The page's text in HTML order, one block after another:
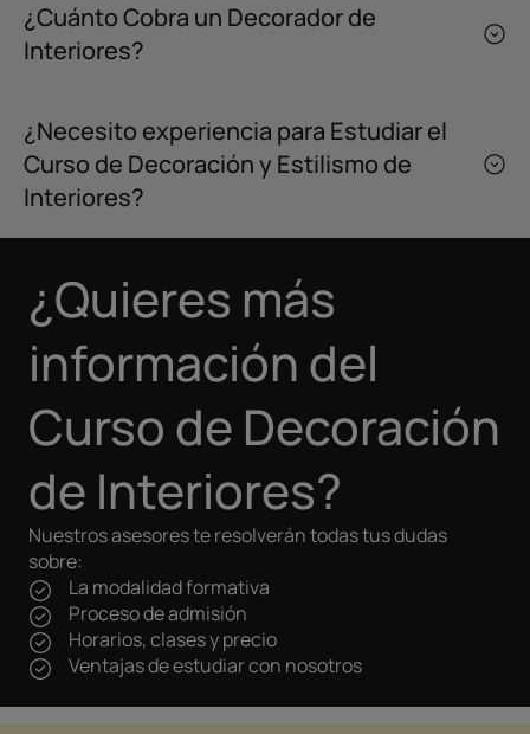
¿Cuánto Cobra un Decorador de
Interiores?
¿Necesito experiencia para Estudiar el
Curso de Decoración y Estilismo de
Interiores?
¿Quieres más
información del
Curso de Decoración
de Interiores?
Nuestros asesores te resolverán todas tus dudas
sobre:
La modalidad formativa
Proceso de admisión
Horarios, clases y precio
Ventajas de estudiar con nosotros